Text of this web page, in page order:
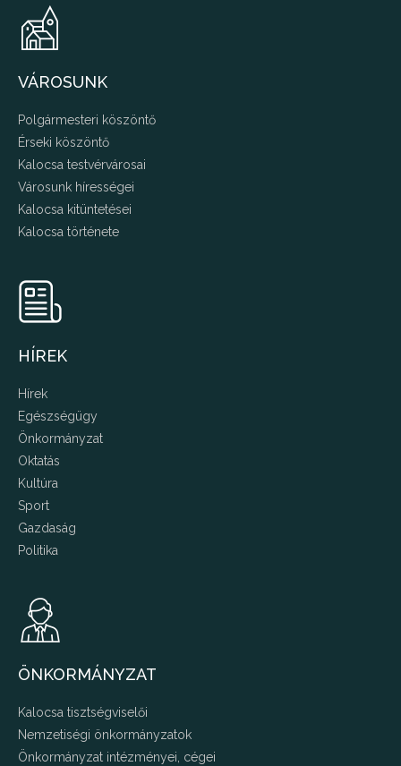
VÁROSUNK
Polgármesteri köszöntő
Érseki köszöntő
Kalocsa testvérvárosai
Városunk hírességei
Kalocsa kitüntetései
Kalocsa története
HÍREK
Hírek
Egészségügy
Önkormányzat
Oktatás
Kultúra
Sport
Gazdaság
Politika
ÖNKORMÁNYZAT
Kalocsa tisztségviselői
Nemzetiségi önkormányzatok
Önkormányzat intézményei, cégei